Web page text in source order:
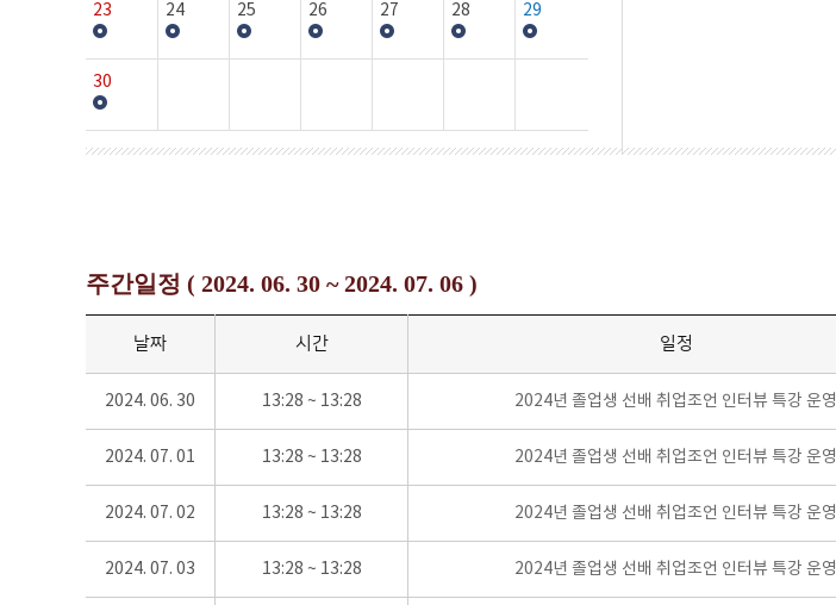
23 24 25 26 27 28 29
30
주간일정 ( 2024. 06. 30 ~ 2024. 07. 06 )
날짜 시간 일정
2024. 06. 30 13:28 ~ 13:28 2024년 졸업생 선배 취업조언 인터뷰 특강 운영
2024. 07. 01 13:28 ~ 13:28 2024년 졸업생 선배 취업조언 인터뷰 특강 운영
2024. 07. 02 13:28 ~ 13:28 2024년 졸업생 선배 취업조언 인터뷰 특강 운영
2024. 07. 03 13:28 ~ 13:28 2024년 졸업생 선배 취업조언 인터뷰 특강 운영